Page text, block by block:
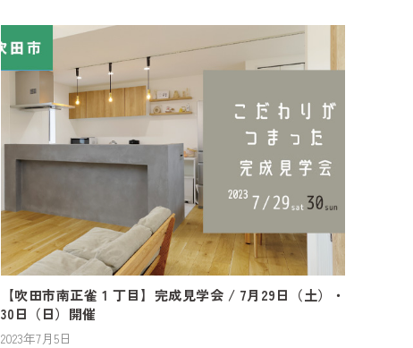
【吹田市南正雀 1 丁目】完成見学会 / 7月29日（土）・
30日（日）開催
2023年7月5日